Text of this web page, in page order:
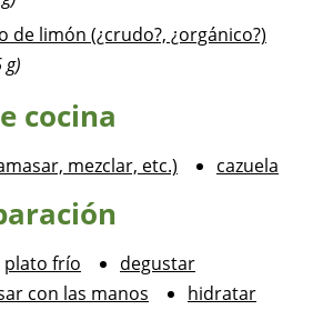
de limón (¿crudo?, ¿orgánico?)
g)
cocina
mezclar, etc.) cazuela
plato frío
degustar
con las manos hidratar